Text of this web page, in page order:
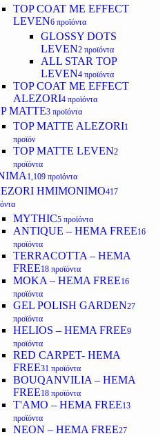
TOP COAT ME EFFECT
LEVEN6 προϊόντα
GLOSSY DOTS
LEVEN2 προϊόντα
ALL STAR TOP
LEVEN4 προϊόντα
TOP COAT ME EFFECT
ALEZORI4 προϊόντα
MATTE3 προϊόντα
TOP MATTE ALEZORI1
προϊόν
TOP MATTE LEVEN2
προϊόντα
1,109 προϊόντα
ΗΜΙΜΟΝΙΜΟ417
MYTHIC5 προϊόντα
ANTIQUE – HEMA FREE16
προϊόντα
TERRACOTTA – HEMA
FREE18 προϊόντα
MOKA – HEMA FREE16
προϊόντα
GEL POLISH GARDEN27
προϊόντα
HELIOS – HEMA FREE9
προϊόντα
RED CARPET- HEMA
FREE31 προϊόντα
BOUQANVILIA – HEMA
FREE18 προϊόντα
T'AMO – HEMA FREE13
προϊόντα
NEON – HEMA FREE27